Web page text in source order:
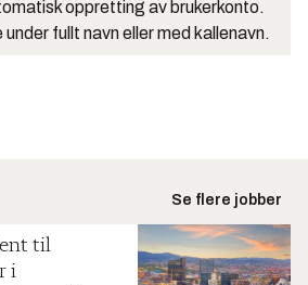
oppretting av brukerkonto.
fullt navn eller med kallenavn.
Se flere jobber
til
i